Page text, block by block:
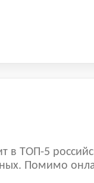
в ТОП-5
Помимо